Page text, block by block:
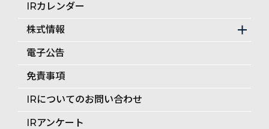
IRカレンダー
株式情報
電子公告
免責事項
IRについてのお問い合わせ
IRアンケート